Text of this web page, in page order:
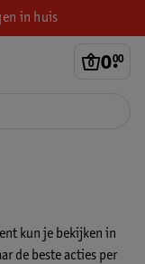
in huis
0.
00
kun je bekijken in
de beste acties per